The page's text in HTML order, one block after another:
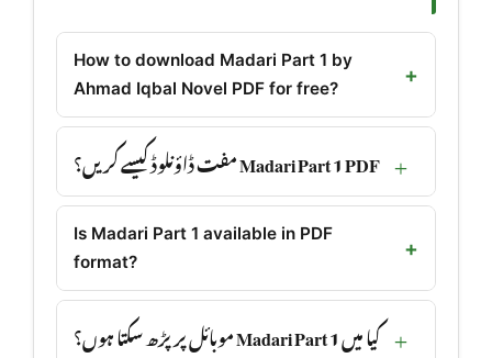
How to download Madari Part 1 by
Ahmad Iqbal Novel PDF for free?
Madari Part 1 PDF مفت ڈاؤنلوڈ کیسے کریں؟
Is Madari Part 1 available in PDF
format?
کیا میں Madari Part 1 موبائل پر پڑھ سکتا ہوں؟